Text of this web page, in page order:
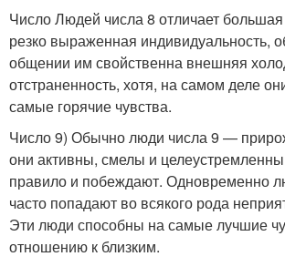
Число Людей числа 8 отличает
резко выраженная индивидуальность,
общении им свойственна внешняя
отстраненность, хотя, на самом деле
самые горячие чувства.
Число 9) Обычно люди числа 9 —
они активны, смелы и целеустремленны,
правило и побеждают. Одновременно
часто попадают во всякого рода
Эти люди способны на самые лучшие
отношению к близким.